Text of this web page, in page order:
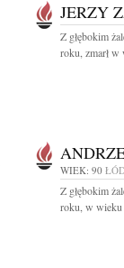
JERZY
Z głębokim
roku, zmarł
WIEK: 90
Z głębokim
roku, w wieku